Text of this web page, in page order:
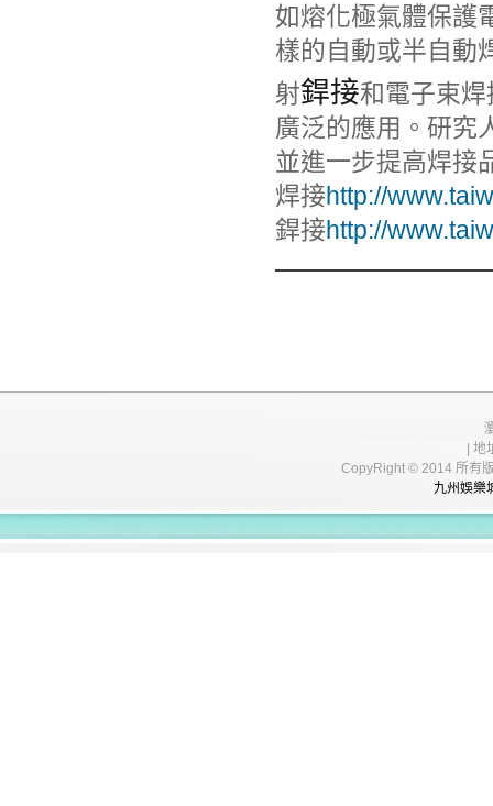
如熔化極氣體保護
樣的自動或半自動
射銲接和電子束
廣泛的應用。研究
並進一步提高焊接
焊接http://
銲接http://
|
CopyRight © 2014 所有
九州娛樂